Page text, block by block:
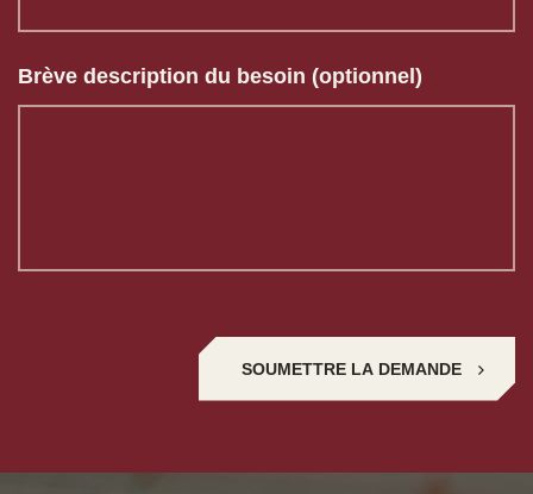
Brève description du besoin (optionnel)